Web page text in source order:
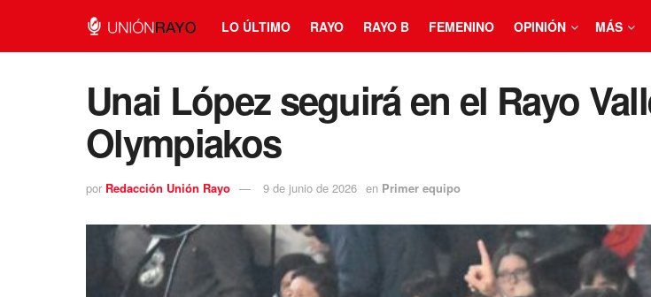
LO ÚLTIMO RAYO RAYO B FEMENINO OPINIÓN MÁS
Unai López seguirá en el Rayo
Olympiakos
por Redacción Unión Rayo 9 de junio de 2026 en Primer equipo